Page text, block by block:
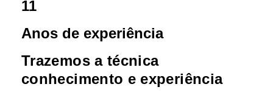
11
Anos de experiência
Trazemos a técnica
conhecimento e experiência